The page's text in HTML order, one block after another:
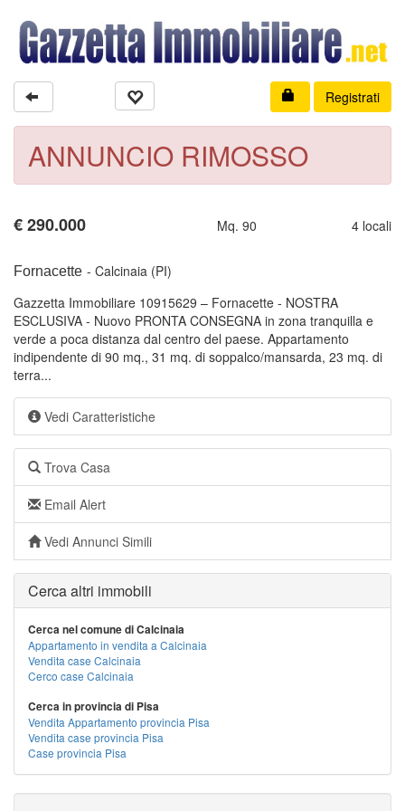
Registrati
ANNUNCIO RIMOSSO
€290.000 Mq. 90 4 locali
Fornacette - Calcinaia (PI)
Gazzetta Immobiliare 10915629 – Fornacette - NOSTRA
ESCLUSIVA - Nuovo PRONTA CONSEGNA in zona tranquilla e
verde a poca distanza dal centro del paese. Appartamento
indipendente di 90 mq., 31 mq. di soppalco/mansarda, 23 mq. di
terra...
Vedi Caratteristiche
Trova Casa
Email Alert
Vedi Annunci Simili
Cerca altri immobili
Cerca nel comune di Calcinaia
Appartamento in vendita a Calcinaia
Vendita case Calcinaia
Cerco case Calcinaia
Cerca in provincia di Pisa
Vendita Appartamento provincia Pisa
Vendita case provincia Pisa
Case provincia Pisa